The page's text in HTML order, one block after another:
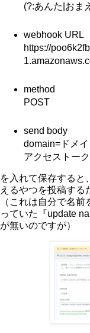
(?:あんた|おま
webhook URL
https://
method
POST
send body
domain=ドメ
アクセストー
を入れて保存すると
えるやつを投稿する
（これは自分で名
っていた『update
が無いのですが）